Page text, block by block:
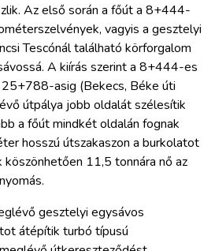
Az első során a főút a 8+444-
vagyis a gesztelyi
Tescónál található körforgalom
A kiírás szerint a 8+444-es
asig (Bekecs, Béke úti
útpálya jobb oldalát szélesítik
a főút mindkét oldalán fognak
hosszú útszakaszon a burkolatot
11,5 tonnára nő az
gesztelyi egysávos
átépítik turbó típusú